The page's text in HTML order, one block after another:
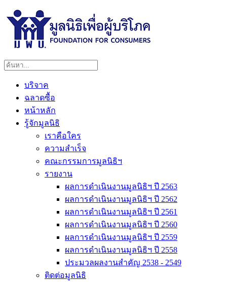
บริจาค
ฉลาดซื้อ
หน้าหลัก
รู้จักมูลนิธิ
เราคือใคร
ความสำเร็จ
คณะกรรมการมูลนิธิฯ
รายงาน
ผลการดำเนินงานมูลนิธิฯ ปี 2563
ผลการดำเนินงานมูลนิธิฯ ปี 2562
ผลการดำเนินงานมูลนิธิฯ ปี 2561
ผลการดำเนินงานมูลนิธิฯ ปี 2560
ผลการดำเนินงานมูลนิธิฯ ปี 2559
ผลการดำเนินงานมูลนิธิฯ ปี 2558
ประมวลผลงานสำคัญ 2538 - 2549
ติดต่อมูลนิธิ